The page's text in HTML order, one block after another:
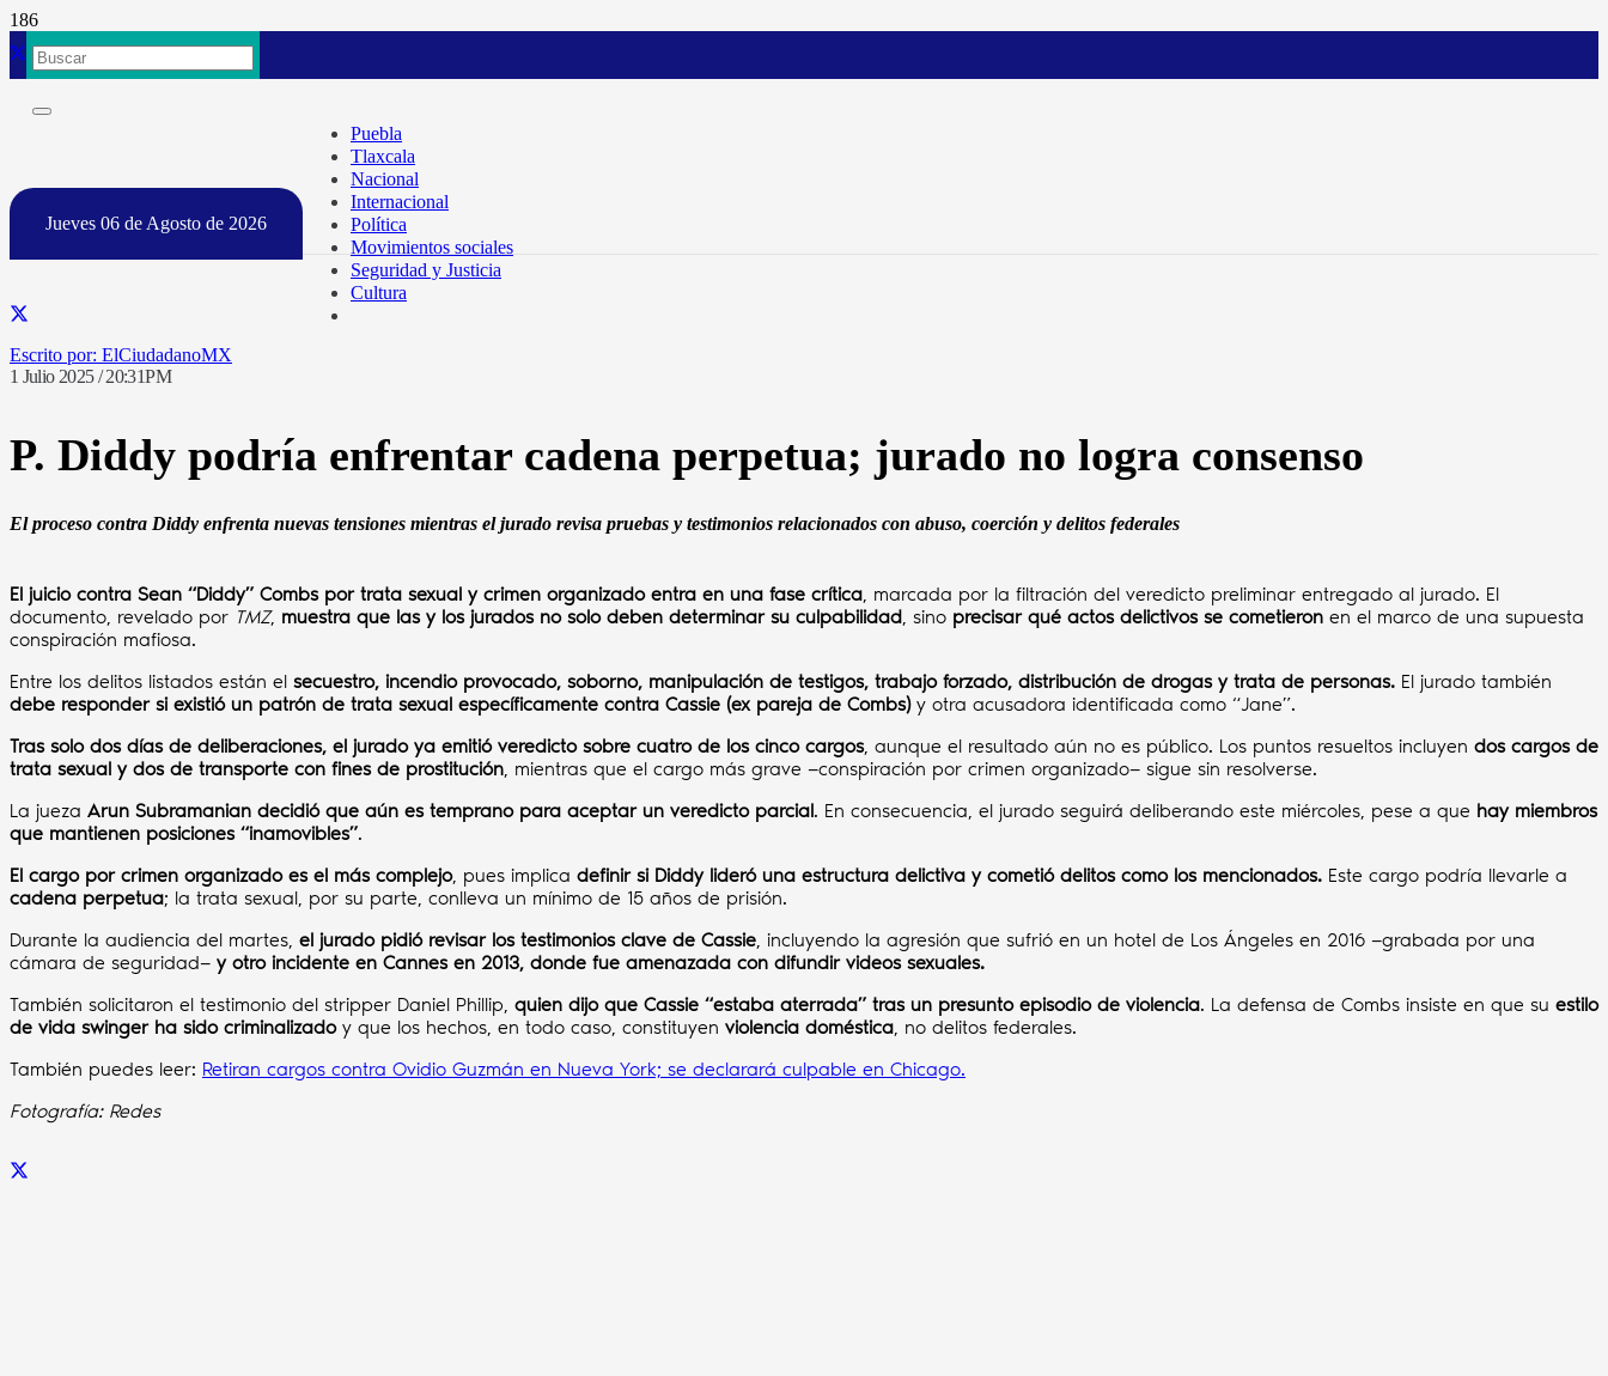
Jueves 06 de Agosto de 2026
Puebla
Tlaxcala
Nacional
Internacional
Política
Movimientos sociales
Seguridad y Justicia
Cultura
ElCiudadanoMX
1 Julio 2025 / 20:31PM
P. Diddy podría enfrentar cadena perpetua; jurado no logra consenso
El proceso contra Diddy enfrenta nuevas tensiones mientras el jurado revisa pruebas y testimonios relacionados con abuso, coerción y delitos federales
El juicio contra Sean “Diddy” Combs por trata sexual y crimen organizado entra en una fase crítica, marcada por la filtración del veredicto preliminar entregado al jurado. El
documento, revelado por TMZ, muestra que las y los jurados no solo deben determinar su culpabilidad, sino precisar qué actos delictivos se cometieron en el marco de una supuesta
conspiración mafiosa.
Entre los delitos listados están el secuestro, incendio provocado, soborno, manipulación de testigos, trabajo forzado, distribución de drogas y trata de personas. El jurado también
debe responder si existió un patrón de trata sexual específicamente contra Cassie (ex pareja de Combs)y otra acusadora identificada como “Jane”.
Tras solo dos días de deliberaciones, el jurado ya emitió veredicto sobre cuatro de los cinco cargos, aunque el resultado aún no es público. Los puntos resueltos incluyen dos cargos de
trata sexual y dos de transporte con fines de prostitución, mientras que el cargo más grave —conspiración por crimen organizado— sigue sin resolverse.
La jueza Arun Subramanian decidió que aún es temprano para aceptar un veredicto parcial. En consecuencia, el jurado seguirá deliberando este miércoles, pese a que hay miembros
que mantienen posiciones “inamovibles”.
El cargo por crimen organizado es el más complejo, pues implica definir si Diddy lideró una estructura delictiva y cometió delitos como los mencionados. Este cargo podría llevarle a
cadena perpetua; la trata sexual, por su parte, conlleva un mínimo de 15 años de prisión.
Durante la audiencia del martes, el jurado pidió revisar los testimonios clave de Cassie, incluyendo la agresión que sufrió en un hotel de Los Ángeles en 2016 —grabada por una
cámara de seguridad— y otro incidente en Cannes en 2013, donde fue amenazada con difundir videos sexuales.
También solicitaron el testimonio del stripper Daniel Phillip, quien dijo que Cassie “estaba aterrada” tras un presunto episodio de violencia. La defensa de Combs insiste en que su estilo
de vida swinger ha sido criminalizado y que los hechos, en todo caso, constituyen violencia doméstica, no delitos federales.
También puedes leer: Retiran cargos contra Ovidio Guzmán en Nueva York; se declarará culpable en Chicago.
Fotografía: Redes